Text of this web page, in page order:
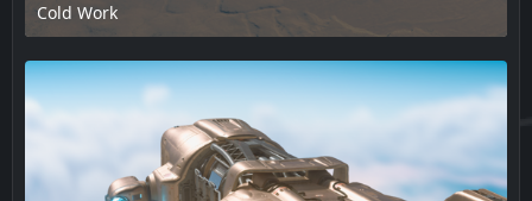
Cold Work
17. Februar 2025 um 13:48